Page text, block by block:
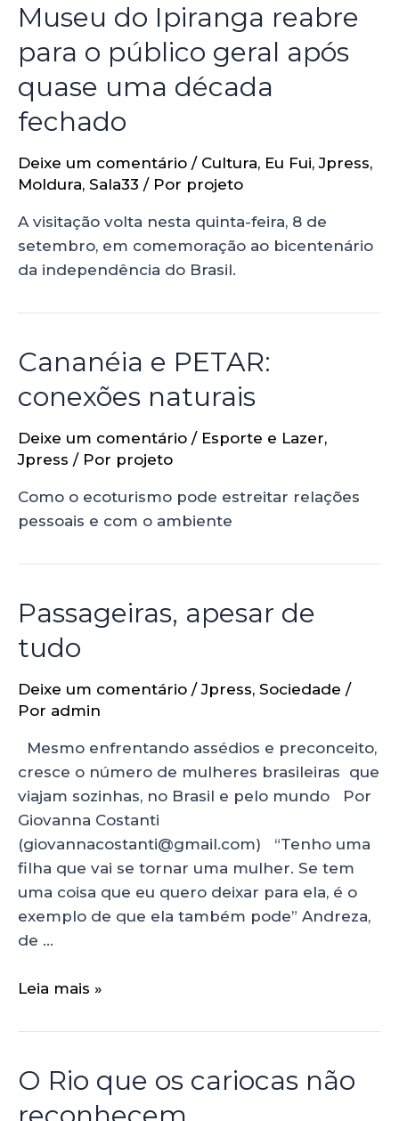
Museu do Ipiranga reabre
para o público geral após
quase uma década
fechado
Deixe um comentário / Cultura, Eu Fui,Jpress,
Moldura, Sala33 / Por projeto
A visitação volta nesta quinta-feira, 8 de
setembro, em comemoração ao bicentenário
da independência do Brasil.
Cananéia e PETAR:
conexões naturais
Deixe um comentário / Esporte e Lazer,
Jpress / Por projeto
Como o ecoturismo pode estreitar relações
pessoais e com o ambiente
Passageiras, apesar de
tudo
Deixe um comentário /Jpress, Sociedade /
Por admin
Mesmo enfrentando assédios e preconceito,
cresce o número de mulheres brasileiras que
viajam sozinhas, no Brasil e pelo mundo Por
Giovanna Costanti
(giovannacostanti@gmail.com) “Tenho uma
filha que vai se tornar uma mulher. Se tem
uma coisa que eu quero deixar para ela, é o
exemplo de que ela também pode” Andreza,
de …
Leia mais »
O Rio que os cariocas não